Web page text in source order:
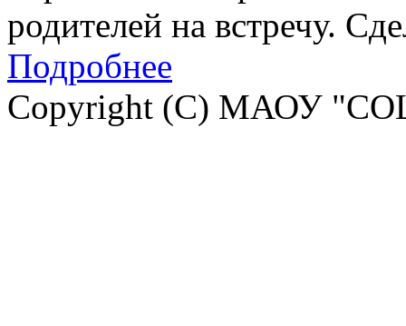
родителей на встречу.
Подробнее
Copyright (C) МАОУ